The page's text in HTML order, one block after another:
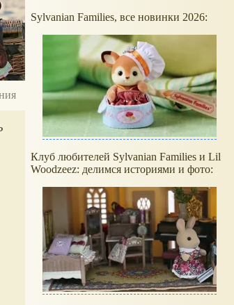
Sylvanian Families, все новинки 2026:
Клуб любителей Sylvanian Families и Lil
Woodzeez: делимся историями и фото: